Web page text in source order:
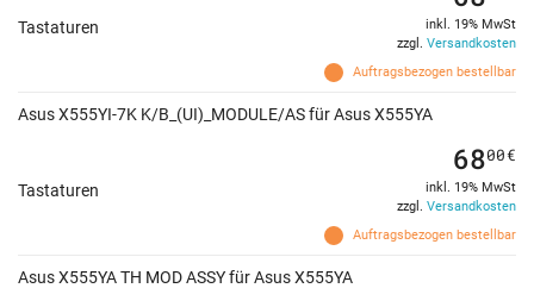
Tastaturen
Auftragsbezogen bestellbar
inkl. 19% MwSt
zzgl. Versandkosten
Asus X555YI-7K K/B_(UI)_MODULE/AS für Asus X555YA
Tastaturen
Auftragsbezogen bestellbar
6800€
inkl. 19% MwSt
zzgl. Versandkosten
Asus X555YA TH MOD ASSY für Asus X555YA